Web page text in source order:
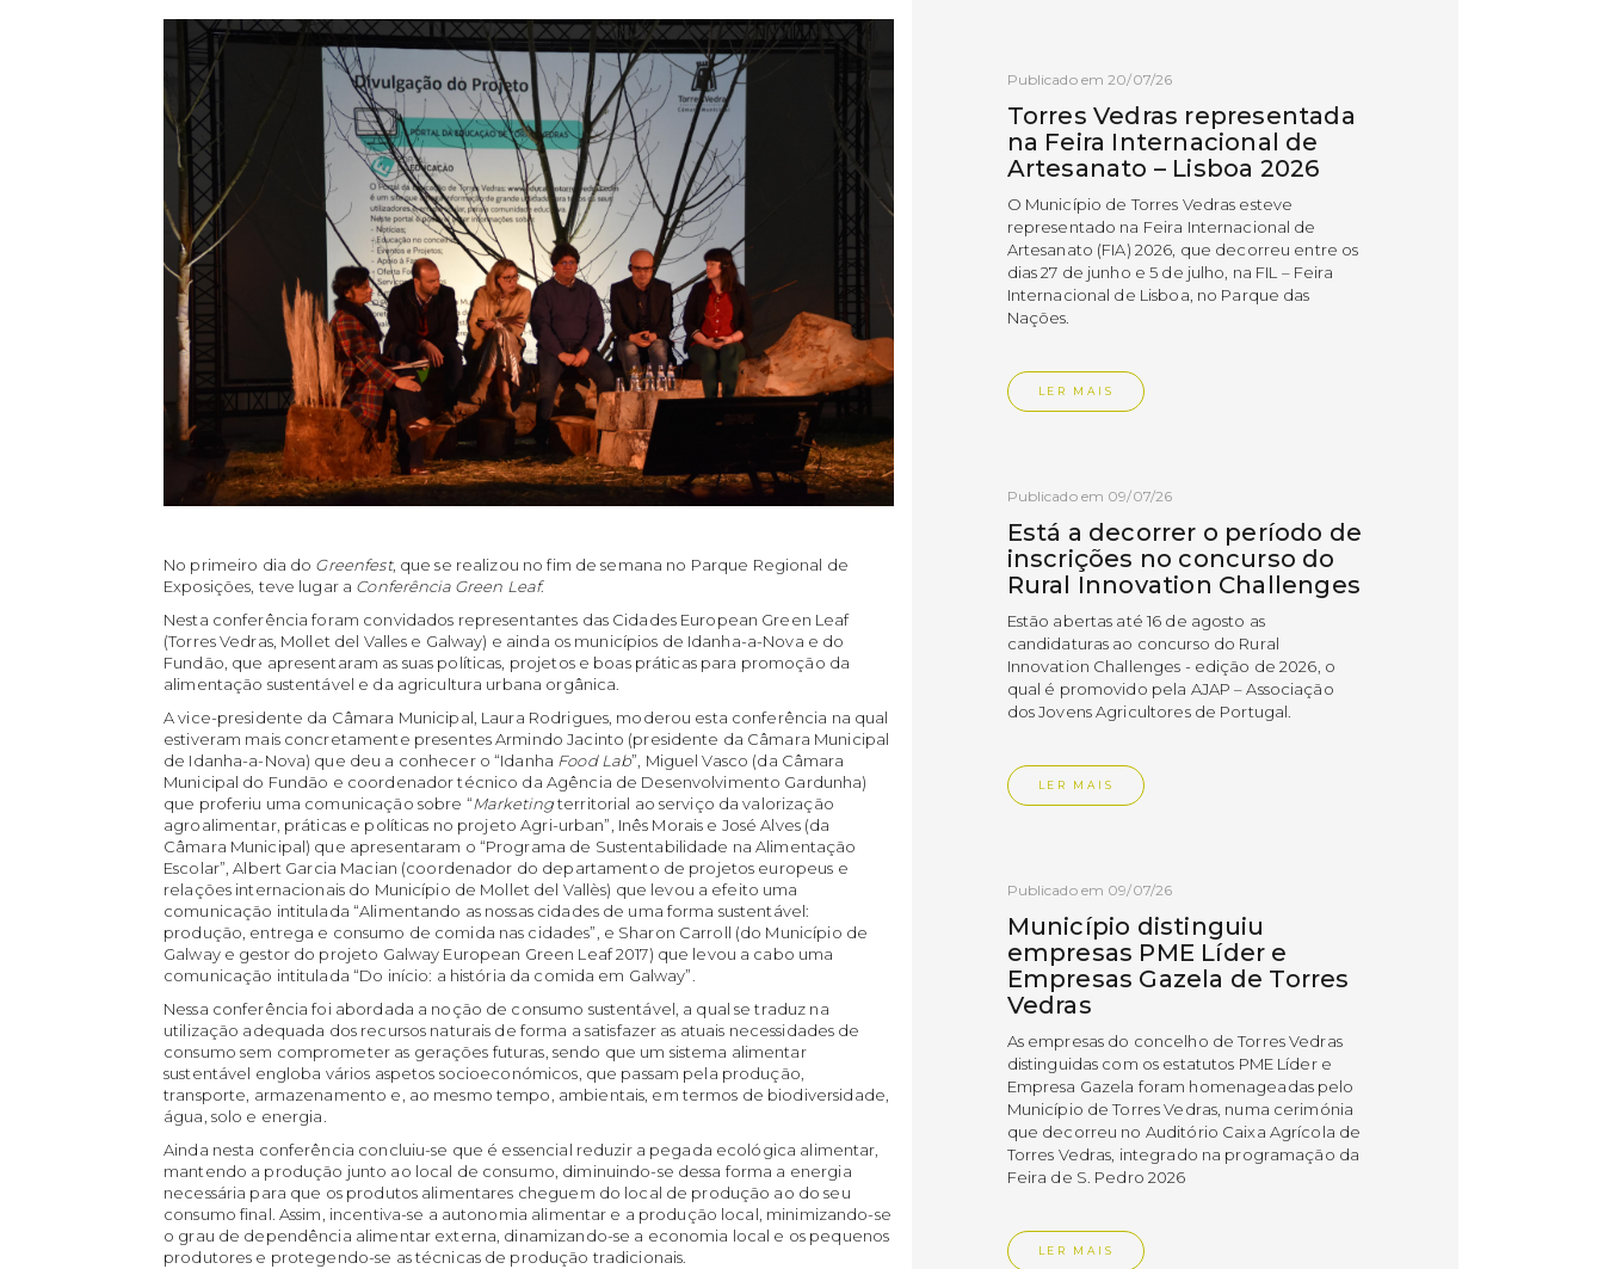
No primeiro dia do Greenfest, que se realizou no fim de semana no Parque Regional de
Exposições, teve lugar a Conferência Green Leaf.
Nesta conferência foram convidados representantes das Cidades European Green Leaf
(Torres Vedras, Mollet del Valles e Galway) e ainda os municípios de Idanha-a-Nova e do
Fundão, que apresentaram as suas políticas, projetos e boas práticas para promoção da
alimentação sustentável e da agricultura urbana orgânica.
A vice-presidente da Câmara Municipal, Laura Rodrigues, moderou esta conferência na qual
estiveram mais concretamente presentes Armindo Jacinto (presidente da Câmara Municipal
de Idanha-a-Nova) que deu a conhecer o “Idanha Food Lab”, Miguel Vasco (da Câmara
Municipal do Fundão e coordenador técnico da Agência de Desenvolvimento Gardunha)
que proferiu uma comunicação sobre “Marketingterritorial ao serviço da valorização
agroalimentar, práticas e políticas no projeto Agri-urban”, Inês Morais e José Alves (da
Câmara Municipal) que apresentaram o “Programa de Sustentabilidade na Alimentação
Escolar”, Albert Garcia Macian (coordenador do departamento de projetos europeus e
relações internacionais do Município de Mollet del Vallès) que levou a efeito uma
comunicação intitulada “Alimentando as nossas cidades de uma forma sustentável:
produção, entrega e consumo de comida nas cidades”, e Sharon Carroll (do Município de
Galway e gestor do projeto Galway European Green Leaf 2017) que levou a cabo uma
comunicação intitulada “Do início: a história da comida em Galway”.
Nessa conferência foi abordada a noção de consumo sustentável, a qual se traduz na
utilização adequada dos recursos naturais de forma a satisfazer as atuais necessidades de
consumo sem comprometer as gerações futuras, sendo que um sistema alimentar
sustentável engloba vários aspetos socioeconómicos, que passam pela produção,
transporte, armazenamento e, ao mesmo tempo, ambientais, em termos de biodiversidade,
água, solo e energia.
Ainda nesta conferência concluiu-se que é essencial reduzir a pegada ecológica alimentar,
mantendo a produção junto ao local de consumo, diminuindo-se dessa forma a energia
necessária para que os produtos alimentares cheguem do local de produção ao do seu
consumo final. Assim, incentiva-se a autonomia alimentar e a produção local, minimizando-se
o grau de dependência alimentar externa, dinamizando-se a economia local e os pequenos
produtores e protegendo-se as técnicas de produção tradicionais.
Publicado em 20/07/26
Torres Vedras representada
na Feira Internacional de
Artesanato – Lisboa 2026
O Município de Torres Vedras esteve
representado na Feira Internacional de
Artesanato (FIA) 2026, que decorreu entre os
dias 27 de junho e 5 de julho, na FIL – Feira
Internacional de Lisboa, no Parque das
Nações.
LER MAIS
Publicado em 09/07/26
Está a decorrer o período de
inscrições no concurso do
Rural Innovation Challenges
Estão abertas até 16 de agosto as
candidaturas ao concurso do Rural
Innovation Challenges - edição de 2026, o
qual é promovido pela AJAP – Associação
dos Jovens Agricultores de Portugal.
LER MAIS
Publicado em 09/07/26
Município distinguiu
empresas PME Líder e
Empresas Gazela de Torres
Vedras
As empresas do concelho de Torres Vedras
distinguidas com os estatutos PME Líder e
Empresa Gazela foram homenageadas pelo
Município de Torres Vedras, numa cerimónia
que decorreu no Auditório Caixa Agrícola de
Torres Vedras, integrado na programação da
Feira de S. Pedro 2026
LER MAIS